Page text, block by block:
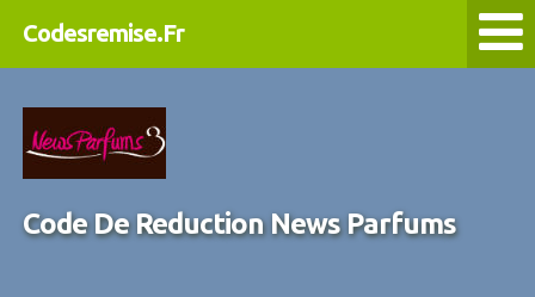
Codesremise.Fr
Code De Reduction News Parfums